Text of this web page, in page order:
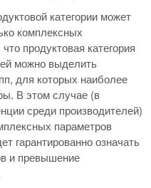
категории может
комплексных
продуктовая категория
можно выделить
для которых наиболее
В этом случае (в
среди производителей)
параметров
гарантированно означать
и превышение